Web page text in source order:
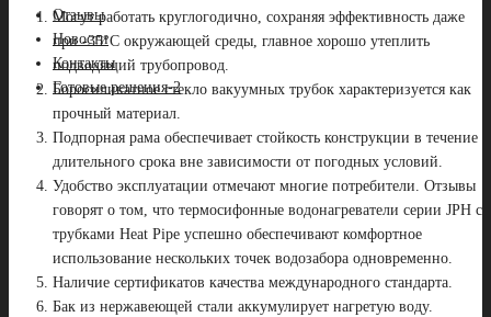
Отзывы
Новости
Контакты
Готовые решения-2
Могут работать круглогодично, сохраняя эффективность даже
при -35°C окружающей среды, главное хорошо утеплить
подводящий трубопровод.
Боросиликатное стекло вакуумных трубок характеризуется как
прочный материал.
Подпорная рама обеспечивает стойкость конструкции в течение
длительного срока вне зависимости от погодных условий.
Удобство эксплуатации отмечают многие потребители. Отзывы
говорят о том, что термосифонные водонагреватели серии JPH с
трубками Heat Pipe успешно обеспечивают комфортное
использование нескольких точек водозабора одновременно.
Наличие сертификатов качества международного стандарта.
Бак из нержавеющей стали аккумулирует нагретую воду.